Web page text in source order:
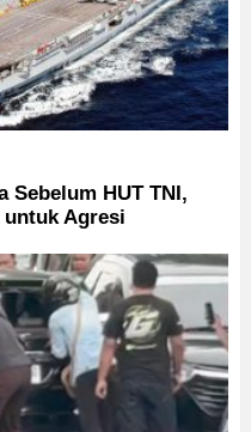
Sebelum HUT TNI,
untuk Agresi